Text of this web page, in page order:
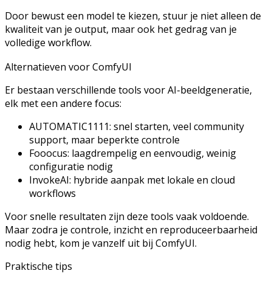
Door bewust een model te kiezen, stuur je niet alleen de
kwaliteit van je output, maar ook het gedrag van je
volledige workflow.
Alternatieven voor ComfyUI
Er bestaan verschillende tools voor AI-beeldgeneratie,
elk met een andere focus:
AUTOMATIC1111: snel starten, veel community
support, maar beperkte controle
Fooocus: laagdrempelig en eenvoudig, weinig
configuratie nodig
InvokeAI: hybride aanpak met lokale en cloud
workflows
Voor snelle resultaten zijn deze tools vaak voldoende.
Maar zodra je controle, inzicht en reproduceerbaarheid
nodig hebt, kom je vanzelf uit bij ComfyUI.
Praktische tips